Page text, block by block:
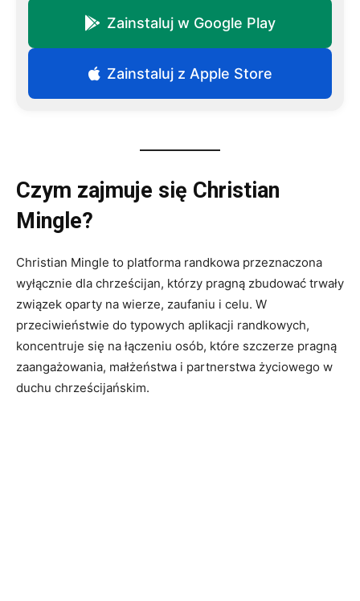
Zainstaluj w Google Play
Zainstaluj z Apple Store
Czym zajmuje się Christian
Mingle?
Christian Mingle to platforma randkowa przeznaczona
wyłącznie dla chrześcijan, którzy pragną zbudować trwały
związek oparty na wierze, zaufaniu i celu. W
przeciwieństwie do typowych aplikacji randkowych,
koncentruje się na łączeniu osób, które szczerze pragną
zaangażowania, małżeństwa i partnerstwa życiowego w
duchu chrześcijańskim.